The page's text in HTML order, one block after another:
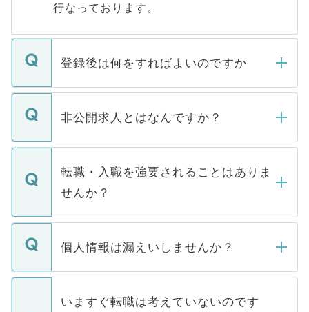
行なっております。
登録後は何をすればよいのですか
ご登録いただきましたら、弊社担当者がご
登録内容を確認し、その後メールもしくは
ます。通常、5営業日以内にはご連絡をせて
いただきますので、しばらくお待ちくださ
非公開求人とはなんですか？
マイナビDOCTORで取り扱っている求人の
うち約3割は、Webサイトからご覧いただ
けない「非公開求人」です。非公開求人は
下記の理由によって、一般には公開してい
ません。
■応募殺到を避けるため 人気のある医療機
関を公にしてしまうと、応募が殺到する場
に、医療機関が求める条件に合った人材の
転職・入職を強要されることはありま
せんか？
転職・入職を強要することは一切ありませ
ん。また、仮に応募先から内定をいただい
定を承諾する必要はありません。内定先へ
の辞退の連絡はキャリアパートナーが行い
個人情報は漏えいしませんか？
個人情報が漏えいすることはありませんの
で、ご安心ください。当サイトからの登録
いますぐ転職は考えていないのです